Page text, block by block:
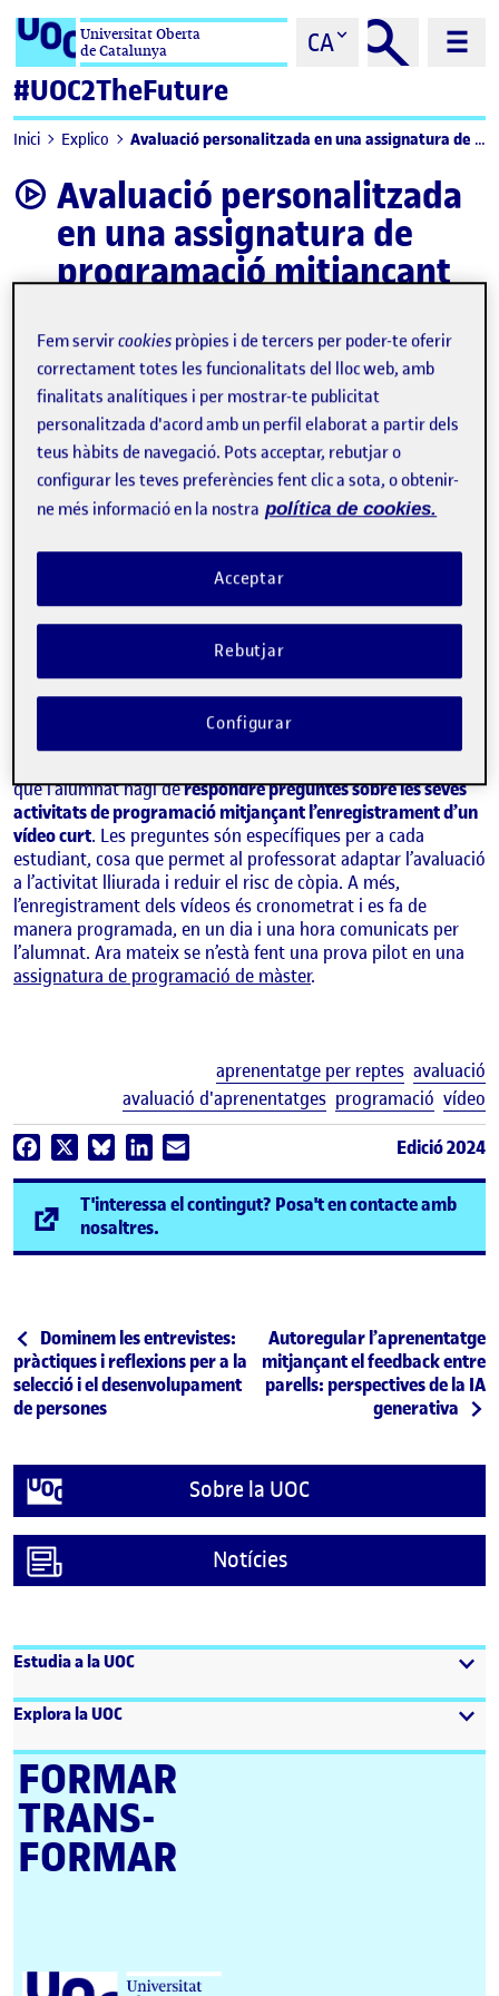
Saltar al contingutUniversitat Oberta
de Catalunya
CA
#UOC2TheFuture
Inici Explico Avaluació personalitzada en una assignatura de programació mitjançant vídeos curts
video Avaluació personalitzada
en una assignatura de
programació mitjançant
JAVIER LUIS CÁNOVAS IZQUIERDO
Estudis d'Informàtica, Multimèdia i Telecomunicació de la UOC
què l’alumnat hagi derespondre preguntes sobre les seves
activitats de programació mitjançant l’enregistrament d’un
vídeo curt. Les preguntes són específiques per a cada
estudiant, cosa que permet al professorat adaptar l’avaluació
a l’activitat lliurada i reduir el risc de còpia. A més,
l’enregistrament dels vídeos és cronometrat i es fa de
manera programada, en un dia i una hora comunicats per
l’alumnat. Ara mateix se n’està fent una prova pilot en una
assignatura de programació de màster.
aprenentatge per reptes avaluació
avaluació d'aprenentatges programació vídeo
Facebook BlueskyLinkedIn Edició 2024
T'interessa el contingut? Posa't en contacte amb
nosaltres.
Navegació d'entrades
Entrada anterior
Dominem les entrevistes:
pràctiques i reflexions per a la
selecció i el desenvolupament
de persones
Entrada següent
Autoregular l’aprenentatge
mitjançant el feedback entre
parells: perspectives de la IA
generativa
Sobre la UOC
Notícies
Estudia a la UOC
Explora la UOC
FORMAR
TRANS­
FORMAR
Universitat Oberta de Catalunya (UOC)
Fem servircookies pròpies i de tercers per poder-te oferir
correctament totes les funcionalitats del lloc web, amb
finalitats analítiques i per mostrar-te publicitat
personalitzada d'acord amb un perfil elaborat a partir dels
teus hàbits de navegació. Pots acceptar, rebutjar o
configurar les teves preferències fent clic a sota, o obtenir-
ne més informació en la nostra política de cookies.
Rebutjar
Acceptar
Configurar